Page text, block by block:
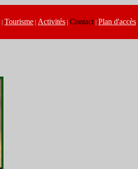
| Tourisme | Activités | Contact| Plan d'accès